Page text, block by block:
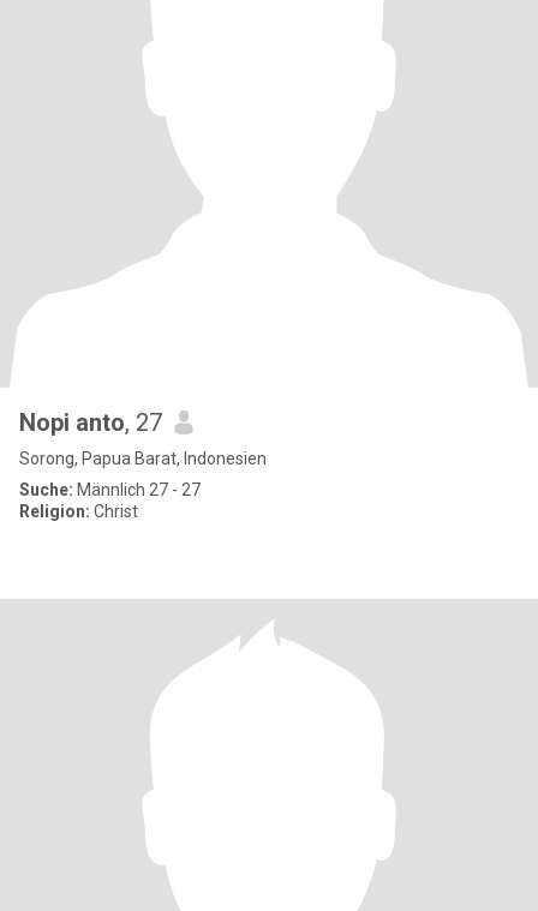
Nopi anto, 27
Sorong, Papua Barat, Indonesien
Suche: Männlich 27 - 27
Religion: Christ